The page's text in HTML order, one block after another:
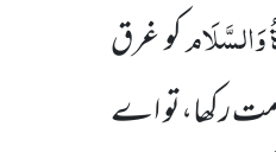
وَالسَّلَامکو غرق
رکھا،تو اے